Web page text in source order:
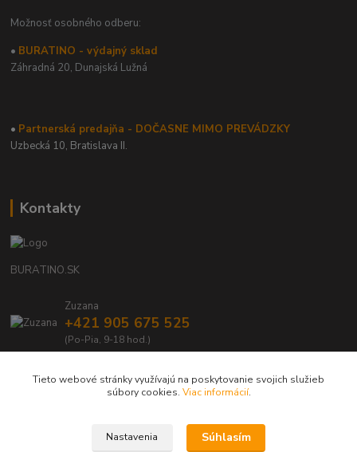
Možnosť osobného odberu:
• BURATINO - výdajný sklad
Záhradná 20, Dunajská Lužná
• Partnerská predajňa - DOČASNE MIMO PREVÁDZKY
Uzbecká 10, Bratislava II.
Kontakty
BURATINO.SK
Zuzana
+421 905 675 525
(Po-Pia, 9-18 hod.)
Tieto webové stránky využívajú na poskytovanie svojich služieb
súbory cookies. Viac informácií.
Nastavenia Súhlasím